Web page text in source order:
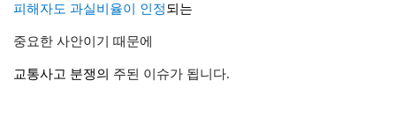
피해자도 과실비율이 인정되는
중요한 사안이기 때문에
교통사고 분쟁의 주된 이슈가 됩니다.